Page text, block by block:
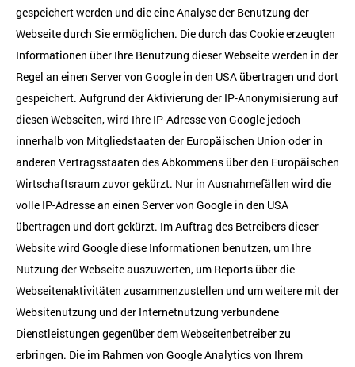
gespeichert werden und die eine Analyse der Benutzung der
Webseite durch Sie ermöglichen. Die durch das Cookie erzeugten
Informationen über Ihre Benutzung dieser Webseite werden in der
Regel an einen Server von Google in den USA übertragen und dort
gespeichert. Aufgrund der Aktivierung der IP-Anonymisierung auf
diesen Webseiten, wird Ihre IP-Adresse von Google jedoch
innerhalb von Mitgliedstaaten der Europäischen Union oder in
anderen Vertragsstaaten des Abkommens über den Europäischen
Wirtschaftsraum zuvor gekürzt. Nur in Ausnahmefällen wird die
volle IP-Adresse an einen Server von Google in den USA
übertragen und dort gekürzt. Im Auftrag des Betreibers dieser
Website wird Google diese Informationen benutzen, um Ihre
Nutzung der Webseite auszuwerten, um Reports über die
Webseitenaktivitäten zusammenzustellen und um weitere mit der
Websitenutzung und der Internetnutzung verbundene
Dienstleistungen gegenüber dem Webseitenbetreiber zu
erbringen. Die im Rahmen von Google Analytics von Ihrem